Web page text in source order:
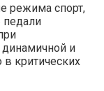
режима спорт,
педали
и
в критических